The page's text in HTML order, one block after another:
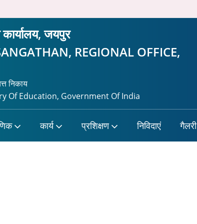
कार्यालय, जयपुर
REGIONAL OFFICE,
निकाय
Of Education, Government Of India
कार्य प्रशिक्षण निविदाएं गैलरी